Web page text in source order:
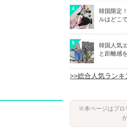
4
韓国限定
ルはどこ
5
韓国人気
と距離感
>>総合人気ランキ
※本ページはプロ